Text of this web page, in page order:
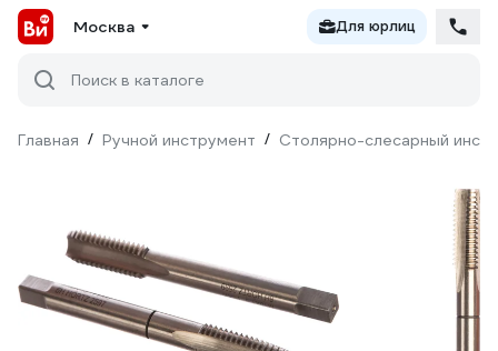
Москва Для юрлиц
Поиск в каталоге
Главная / Ручной инструмент / Столярно-слесарный